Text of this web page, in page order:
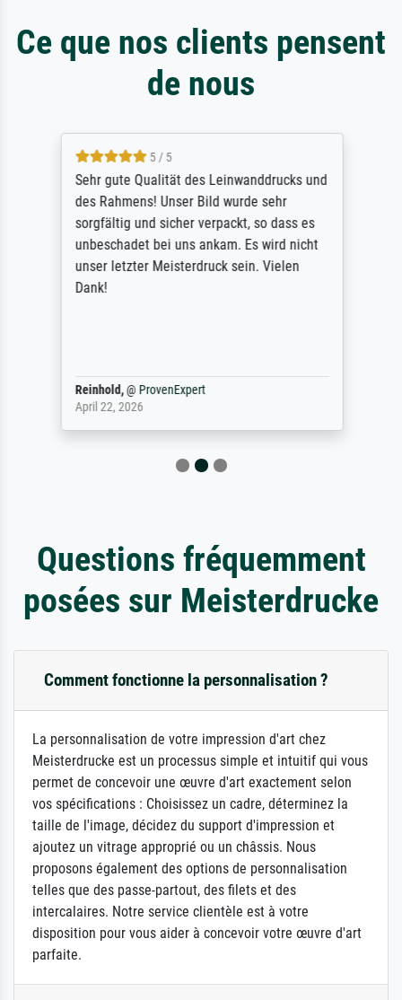
Ce que nos clients pensent
de nous
5 / 5
Sehr gute Qualität des Leinwanddrucks und
des Rahmens! Unser Bild wurde sehr
sorgfältig und sicher verpackt, so dass es
unbeschadet bei uns ankam. Es wird nicht
unser letzter Meisterdruck sein. Vielen
Dank!
Reinhold,@ ProvenExpert
April 22, 2026
Questions fréquemment
posées sur Meisterdrucke
Comment fonctionne la personnalisation ?
La personnalisation de votre impression d'art chez
Meisterdrucke est un processus simple et intuitif qui vous
permet de concevoir une œuvre d'art exactement selon
vos spécifications : Choisissez un cadre, déterminez la
taille de l'image, décidez du support d'impression et
ajoutez un vitrage approprié ou un châssis. Nous
proposons également des options de personnalisation
telles que des passe-partout, des filets et des
intercalaires. Notre service clientèle est à votre
disposition pour vous aider à concevoir votre œuvre d'art
parfaite.